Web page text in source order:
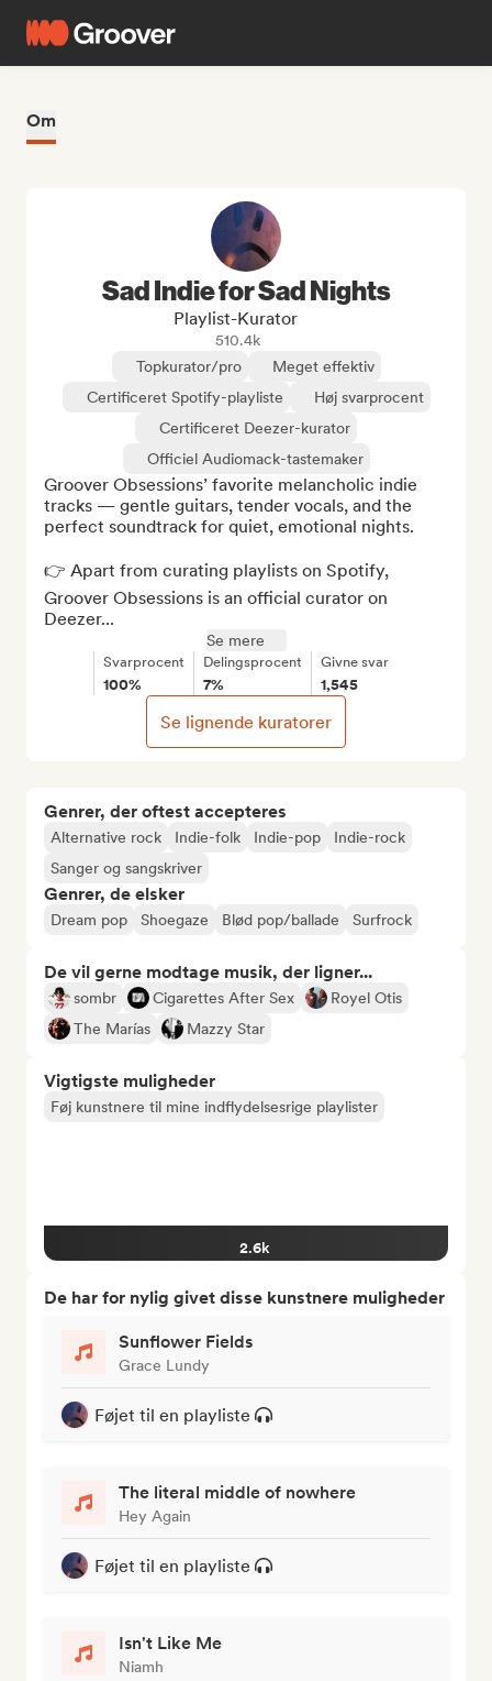
Om
Genrer, der oftest accepteres
Alternative rock Indie-folk Indie-pop
Indie-rock
Sanger og sangskriver
Genrer, de elsker
Dream pop Shoegaze Blød pop/ballade Surfrock
De vil gerne modtage musik, der ligner...
sombr Cigarettes After Sex
Royel Otis
The Marías
Mazzy Star
Vigtigste muligheder
Føj kunstnere til mine indflydelsesrige playlister
2.6k
De har for nylig givet disse kunstnere muligheder
Sunflower Fields
Grace Lundy
Føjet til en playliste
The literal middle of nowhere
Hey Again
Føjet til en playliste
Isn't Like Me
Niamh
Sad Indie for Sad Nights
Playlist-Kurator
510.4k
Topkurator/pro
Meget effektiv
Certificeret Spotify-playliste
Høj svarprocent
Certificeret Deezer-kurator
Officiel Audiomack-tastemaker
Groover Obsessions’ favorite melancholic indie
tracks — gentle guitars, tender vocals, and the
perfect soundtrack for quiet, emotional nights.
👉 Apart from curating playlists on Spotify,
Groover Obsessions is an official curator on
Deezer...
Se mere
Svarprocent
100%
Delingsprocent
7%
Givne svar
1,545
Se lignende kuratorer